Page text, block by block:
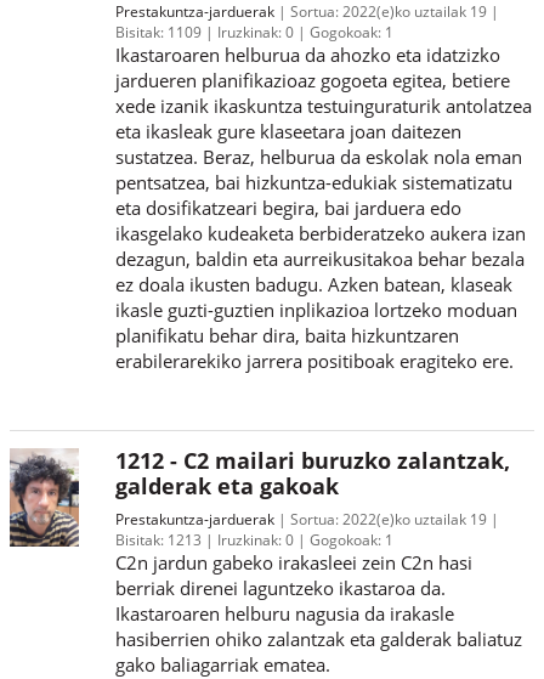
Prestakuntza-jarduerak Sortua:2022(e)ko uztailak 19
Bisitak: 1109 Iruzkinak:0 Gogokoak: 1
Ikastaroaren helburua da ahozko eta idatzizko
jardueren planifikazioaz gogoeta egitea, betiere
xede izanik ikaskuntza testuinguraturik antolatzea
eta ikasleak gure klaseetara joan daitezen
sustatzea. Beraz, helburua da eskolak nola eman
pentsatzea, bai hizkuntza-edukiak sistematizatu
eta dosifikatzeari begira, bai jarduera edo
ikasgelako kudeaketa berbideratzeko aukera izan
dezagun, baldin eta aurreikusitakoa behar bezala
ez doala ikusten badugu. Azken batean, klaseak
ikasle guzti-guztien inplikazioa lortzeko moduan
planifikatu behar dira, baita hizkuntzaren
erabilerarekiko jarrera positiboak eragiteko ere.
1212 - C2 mailari buruzko zalantzak,
galderak eta gakoak
Prestakuntza-jarduerak Sortua:2022(e)ko uztailak 19
Bisitak: 1213 Iruzkinak:0 Gogokoak: 1
C2n jardun gabeko irakasleei zein C2n hasi
berriak direnei laguntzeko ikastaroa da.
Ikastaroaren helburu nagusia da irakasle
hasiberrien ohiko zalantzak eta galderak baliatuz
gako baliagarriak ematea.